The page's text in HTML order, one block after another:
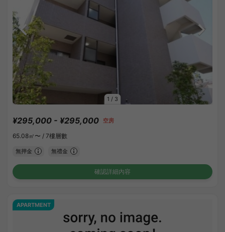
1 / 3
¥295,000 - ¥295,000 空房
65.08㎡〜 / 7樓層數
無押金 無禮金
確認詳細內容
APARTMENT